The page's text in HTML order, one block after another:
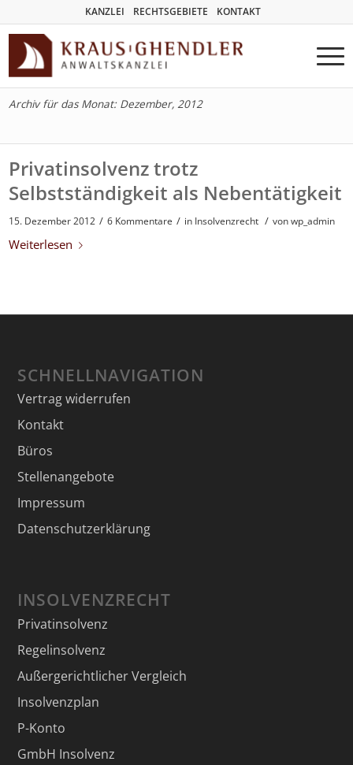
KANZLEI RECHTSGEBIETE KONTAKT
Archiv für das Monat: Dezember, 2012
Privatinsolvenz trotz
Selbstständigkeit als Nebentätigkeit
15. Dezember 2012 / 6 Kommentare / in Insolvenzrecht / vonwp_admin
Weiterlesen
SCHNELLNAVIGATION
Vertrag widerrufen
Kontakt
Büros
Stellenangebote
Impressum
Datenschutzerklärung
INSOLVENZRECHT
Privatinsolvenz
Regelinsolvenz
Außergerichtlicher Vergleich
Insolvenzplan
P-Konto
GmbH Insolvenz